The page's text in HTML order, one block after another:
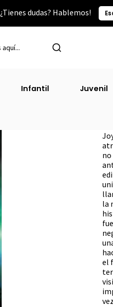
¿Tienes dudas? Hablemos!
Infantil Juvenil
no
la
el